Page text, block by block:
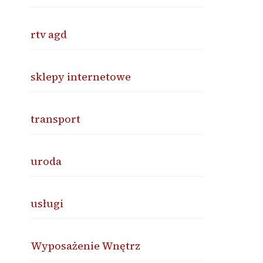
rtv agd
sklepy internetowe
transport
uroda
usługi
Wyposażenie Wnętrz